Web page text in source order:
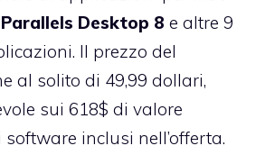
Parallels Desktop 8 e altre 9
Il prezzo del
al solito di 49,99 dollari,
sui 618$ di valore
inclusi nell’offerta.